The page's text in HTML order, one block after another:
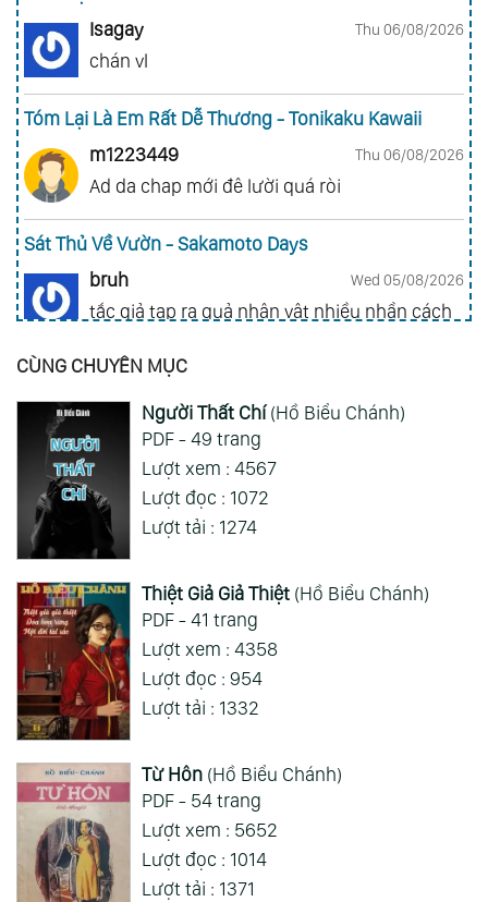
Isagay
Thu 06/08/2026
chán vl
Tóm Lại Là Em Rất Dễ Thương - Tonikaku Kawaii
m1223449
Thu 06/08/2026
Ad da chap mới đê lười quá ròi
Sát Thủ Về Vườn - Sakamoto Days
bruh
Wed 05/08/2026
tắc giả tạp ra quả nhân vật nhiều nhần cách
Gia Đình Điệp Viên - Spy X Family
ai hỏi 123
Wed 05/08/2026
Mong 1 ngày shop ra 2 chap
Xem Thêm
CÙNG CHUYÊN MỤC
Người Thất Chí(Hồ Biểu Chánh)
PDF - 49 trang
Lượt xem : 4567
Lượt đọc : 1072
Lượt tải : 1274
Thiệt Giả Giả Thiệt(Hồ Biểu Chánh)
PDF - 41 trang
Lượt xem : 4358
Lượt đọc : 954
Lượt tải : 1332
Từ Hôn(Hồ Biểu Chánh)
PDF - 54 trang
Lượt xem : 5652
Lượt đọc : 1014
Lượt tải : 1371